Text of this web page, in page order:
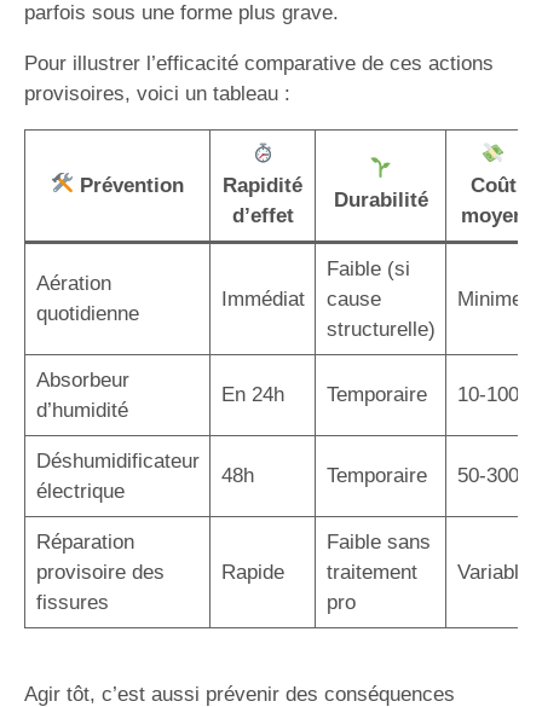
parfois sous une forme plus grave.
Pour illustrer l’efficacité comparative de ces actions
provisoires, voici un tableau :
Prévention
Rapidité
d’effet
Durabilité
Coût
moyen
Aération
quotidienne
Immédiat
Faible (si
cause
structurelle)
Minime
Absorbeur
d’humidité
En 24h Temporaire 10-100€
Déshumidificateur
électrique
48h Temporaire 50-300€
Réparation
provisoire des
fissures
Rapide
Faible sans
traitement
pro
Variable
Agir tôt, c’est aussi prévenir des conséquences